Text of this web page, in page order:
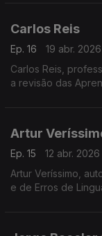
Carlos Reis
Ep. 16
19 abr. 2026
Carlos Reis,
a revisão das
Artur
Ep. 15
12 abr. 2026
Artur Veríssimo,
e de Erros de